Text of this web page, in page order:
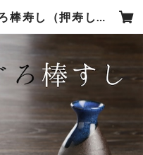
【金沢名物】炙りのどぐろ棒寿し（押寿し／寿司／鮨） | 《石川県（加賀・金沢）の老舗弁当》高野商店